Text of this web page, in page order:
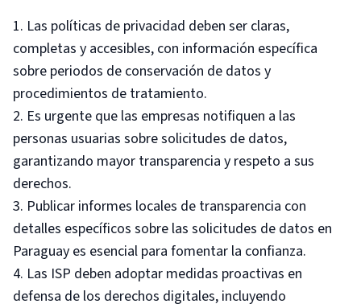
Las políticas de privacidad deben ser claras,
completas y accesibles, con información específica
sobre periodos de conservación de datos y
procedimientos de tratamiento.
Es urgente que las empresas notifiquen a las
personas usuarias sobre solicitudes de datos,
garantizando mayor transparencia y respeto a sus
derechos.
Publicar informes locales de transparencia con
detalles específicos sobre las solicitudes de datos en
Paraguay es esencial para fomentar la confianza.
Las ISP deben adoptar medidas proactivas en
defensa de los derechos digitales, incluyendo